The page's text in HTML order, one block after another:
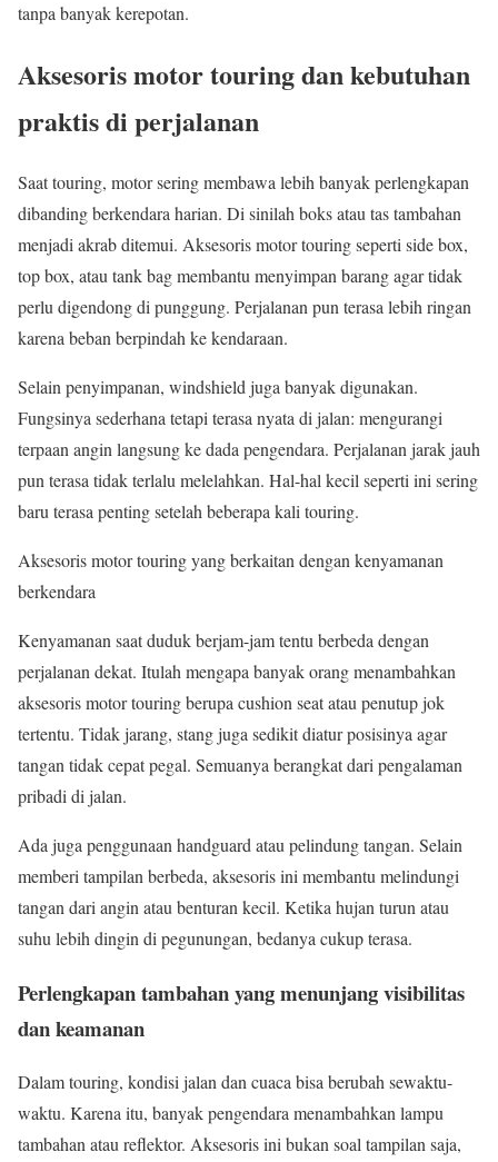
tanpa banyak kerepotan.
Aksesoris motor touring dan kebutuhan
praktis di perjalanan
Saat touring, motor sering membawa lebih banyak perlengkapan
dibanding berkendara harian. Di sinilah boks atau tas tambahan
menjadi akrab ditemui. Aksesoris motor touring seperti side box,
top box, atau tank bag membantu menyimpan barang agar tidak
perlu digendong di punggung. Perjalanan pun terasa lebih ringan
karena beban berpindah ke kendaraan.
Selain penyimpanan, windshield juga banyak digunakan.
Fungsinya sederhana tetapi terasa nyata di jalan: mengurangi
terpaan angin langsung ke dada pengendara. Perjalanan jarak jauh
pun terasa tidak terlalu melelahkan. Hal-hal kecil seperti ini sering
baru terasa penting setelah beberapa kali touring.
Aksesoris motor touring yang berkaitan dengan kenyamanan
berkendara
Kenyamanan saat duduk berjam-jam tentu berbeda dengan
perjalanan dekat. Itulah mengapa banyak orang menambahkan
aksesoris motor touring berupa cushion seat atau penutup jok
tertentu. Tidak jarang, stang juga sedikit diatur posisinya agar
tangan tidak cepat pegal. Semuanya berangkat dari pengalaman
pribadi di jalan.
Ada juga penggunaan handguard atau pelindung tangan. Selain
memberi tampilan berbeda, aksesoris ini membantu melindungi
tangan dari angin atau benturan kecil. Ketika hujan turun atau
suhu lebih dingin di pegunungan, bedanya cukup terasa.
Perlengkapan tambahan yang menunjang visibilitas
dan keamanan
Dalam touring, kondisi jalan dan cuaca bisa berubah sewaktu-
waktu. Karena itu, banyak pengendara menambahkan lampu
tambahan atau reflektor. Aksesoris ini bukan soal tampilan saja,